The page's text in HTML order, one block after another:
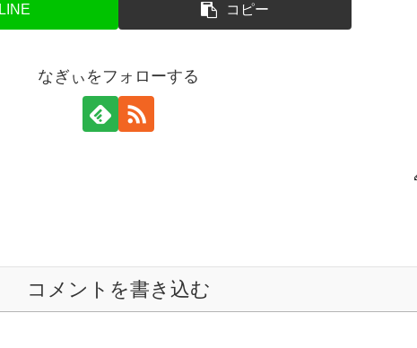
LINE コピー
なぎぃをフォローする
コメントを書き込む